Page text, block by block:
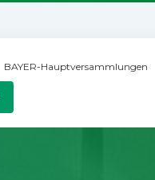
BAYER-Hauptversammlungen